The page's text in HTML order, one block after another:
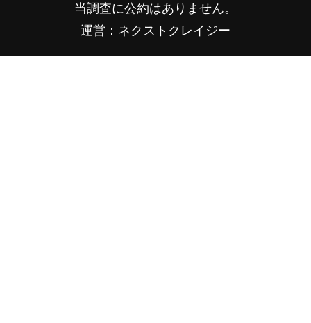
当調査に公約はありません。
運営：ネクストクレイジー